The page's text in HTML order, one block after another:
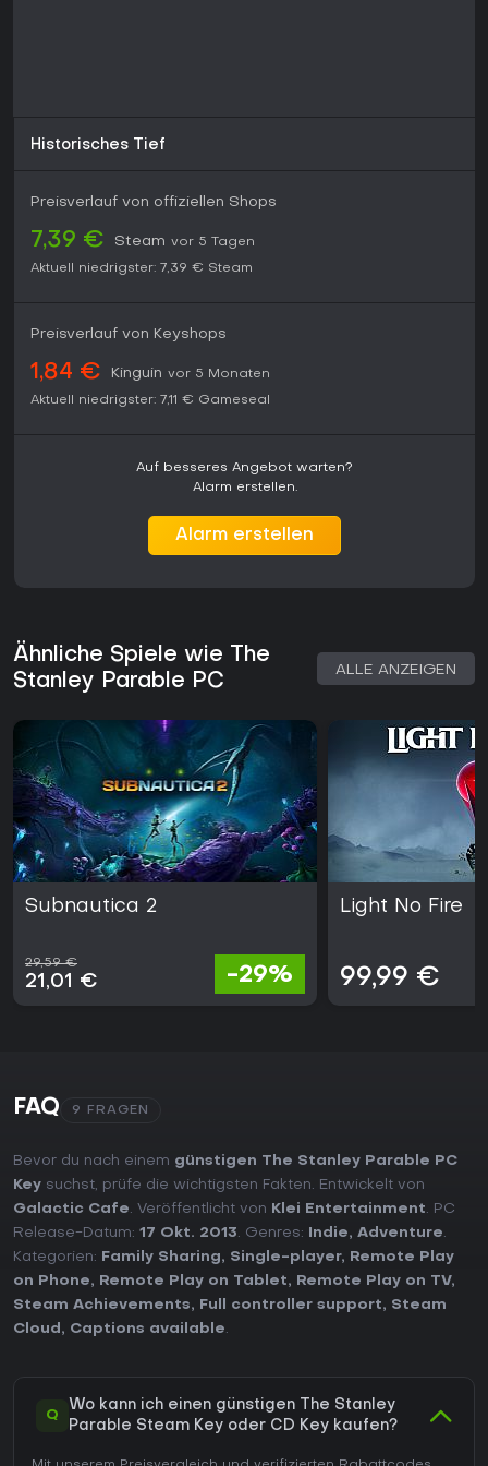
Historisches Tief
Preisverlauf von offiziellen Shops
7,39 € Steam vor 5 Tagen
Aktuell niedrigster: 7,39 € Steam
Preisverlauf von Keyshops
1,84 € Kinguin vor 5 Monaten
Aktuell niedrigster: 7,11 € Gameseal
Auf besseres Angebot warten?
Alarm erstellen.
Alarm erstellen
Ähnliche Spiele wie The
Stanley Parable PC
ALLE ANZEIGEN
Subnautica 2
29,59 €
21,01 € -29%
Light No Fire
99,99 €
FAQ 9 FRAGEN
Bevor du nach einem günstigen The Stanley Parable PC
Key suchst, prüfe die wichtigsten Fakten. Entwickelt von
Galactic Cafe. Veröffentlicht von Klei Entertainment. PC
Release-Datum: 17 Okt. 2013. Genres: Indie, Adventure.
Kategorien:
Family Sharing, Single-player,
Remote Play
on Phone, Remote Play on Tablet, Remote Play on TV,
Steam Achievements, Full controller support, Steam
Cloud , Captions available.
Q
Wo kann ich einen günstigen The Stanley
Parable Steam Key oder CD Key kaufen?